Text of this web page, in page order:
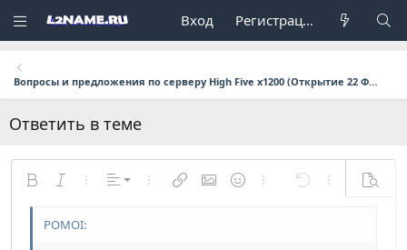
Вход Регистрация
Вопросы и предложения по серверу High Five x1200 (Открытие 22 Февраля в 17:00 мск.)
Ответить в теме
ЖирныйКурсивДополнительно...
Выравнивание
По левому краю
Дополнительно...
Вставить ссылку
Вставить изображение
СмайлыДополнительно...
Отменить
Размер шрифта
9
Цвет текста
Шрифт
Формат параграфа
Обычный
ЦитатаМедиаВставить таблицу
Повторить
Переключить режим работы редактора
Удалить форматирование